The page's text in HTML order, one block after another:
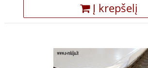
Į krepšelį